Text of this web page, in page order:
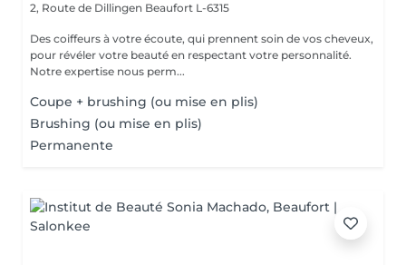
2, Route de Dillingen Beaufort L-6315
Des coiffeurs à votre écoute, qui prennent soin de vos cheveux,
pour révéler votre beauté en respectant votre personnalité.
Notre expertise nous perm...
Coupe + brushing (ou mise en plis)
Brushing (ou mise en plis)
Permanente